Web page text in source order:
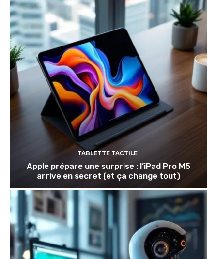
TABLETTE TACTILE
Apple prépare une surprise : l’iPad Pro M5
arrive en secret (et ça change tout)